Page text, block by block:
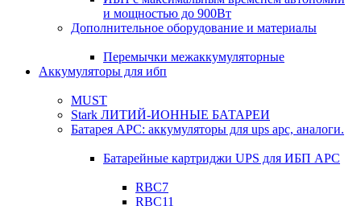
и мощностью до 900Вт
Дополнительное оборудование и материалы
Перемычки межаккумуляторные
Аккумуляторы для ибп
MUST
Stark ЛИТИЙ-ИОННЫЕ БАТАРЕИ
Батарея APC: аккумуляторы для ups apc, аналоги.
Батарейные картриджи UPS для ИБП APC
RBC7
RBC11